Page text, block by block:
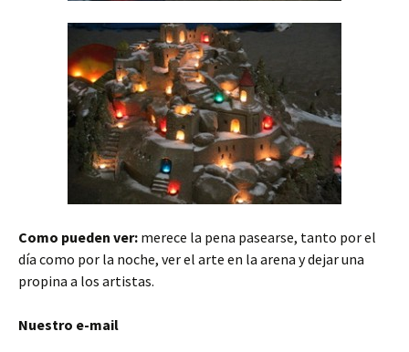
Como pueden ver: merece la pena pasearse, tanto por el
día como por la noche, ver el arte en la arena y dejar una
propina a los artistas.
Nuestro e-mail